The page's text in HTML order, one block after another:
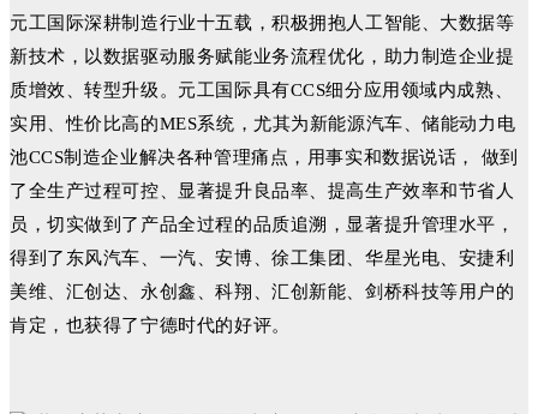
元工国际深耕制造行业十五载，积极拥抱人工智能、大数据等
新技术，以数据驱动服务赋能业务流程优化，助力制造企业提
质增效、转型升级。元工国际具有CCS细分应用领域内成熟、
实用、性价比高的MES系统，尤其为新能源汽车、储能动力电
池CCS制造企业解决各种管理痛点，用事实和数据说话， 做到
了全生产过程可控、显著提升良品率、提高生产效率和节省人
员，切实做到了产品全过程的品质追溯，显著提升管理水平，
得到了东风汽车、一汽、安博、徐工集团、华星光电、安捷利
美维、汇创达、永创鑫、科翔、汇创新能、剑桥科技等用户的
肯定，也获得了宁德时代的好评。